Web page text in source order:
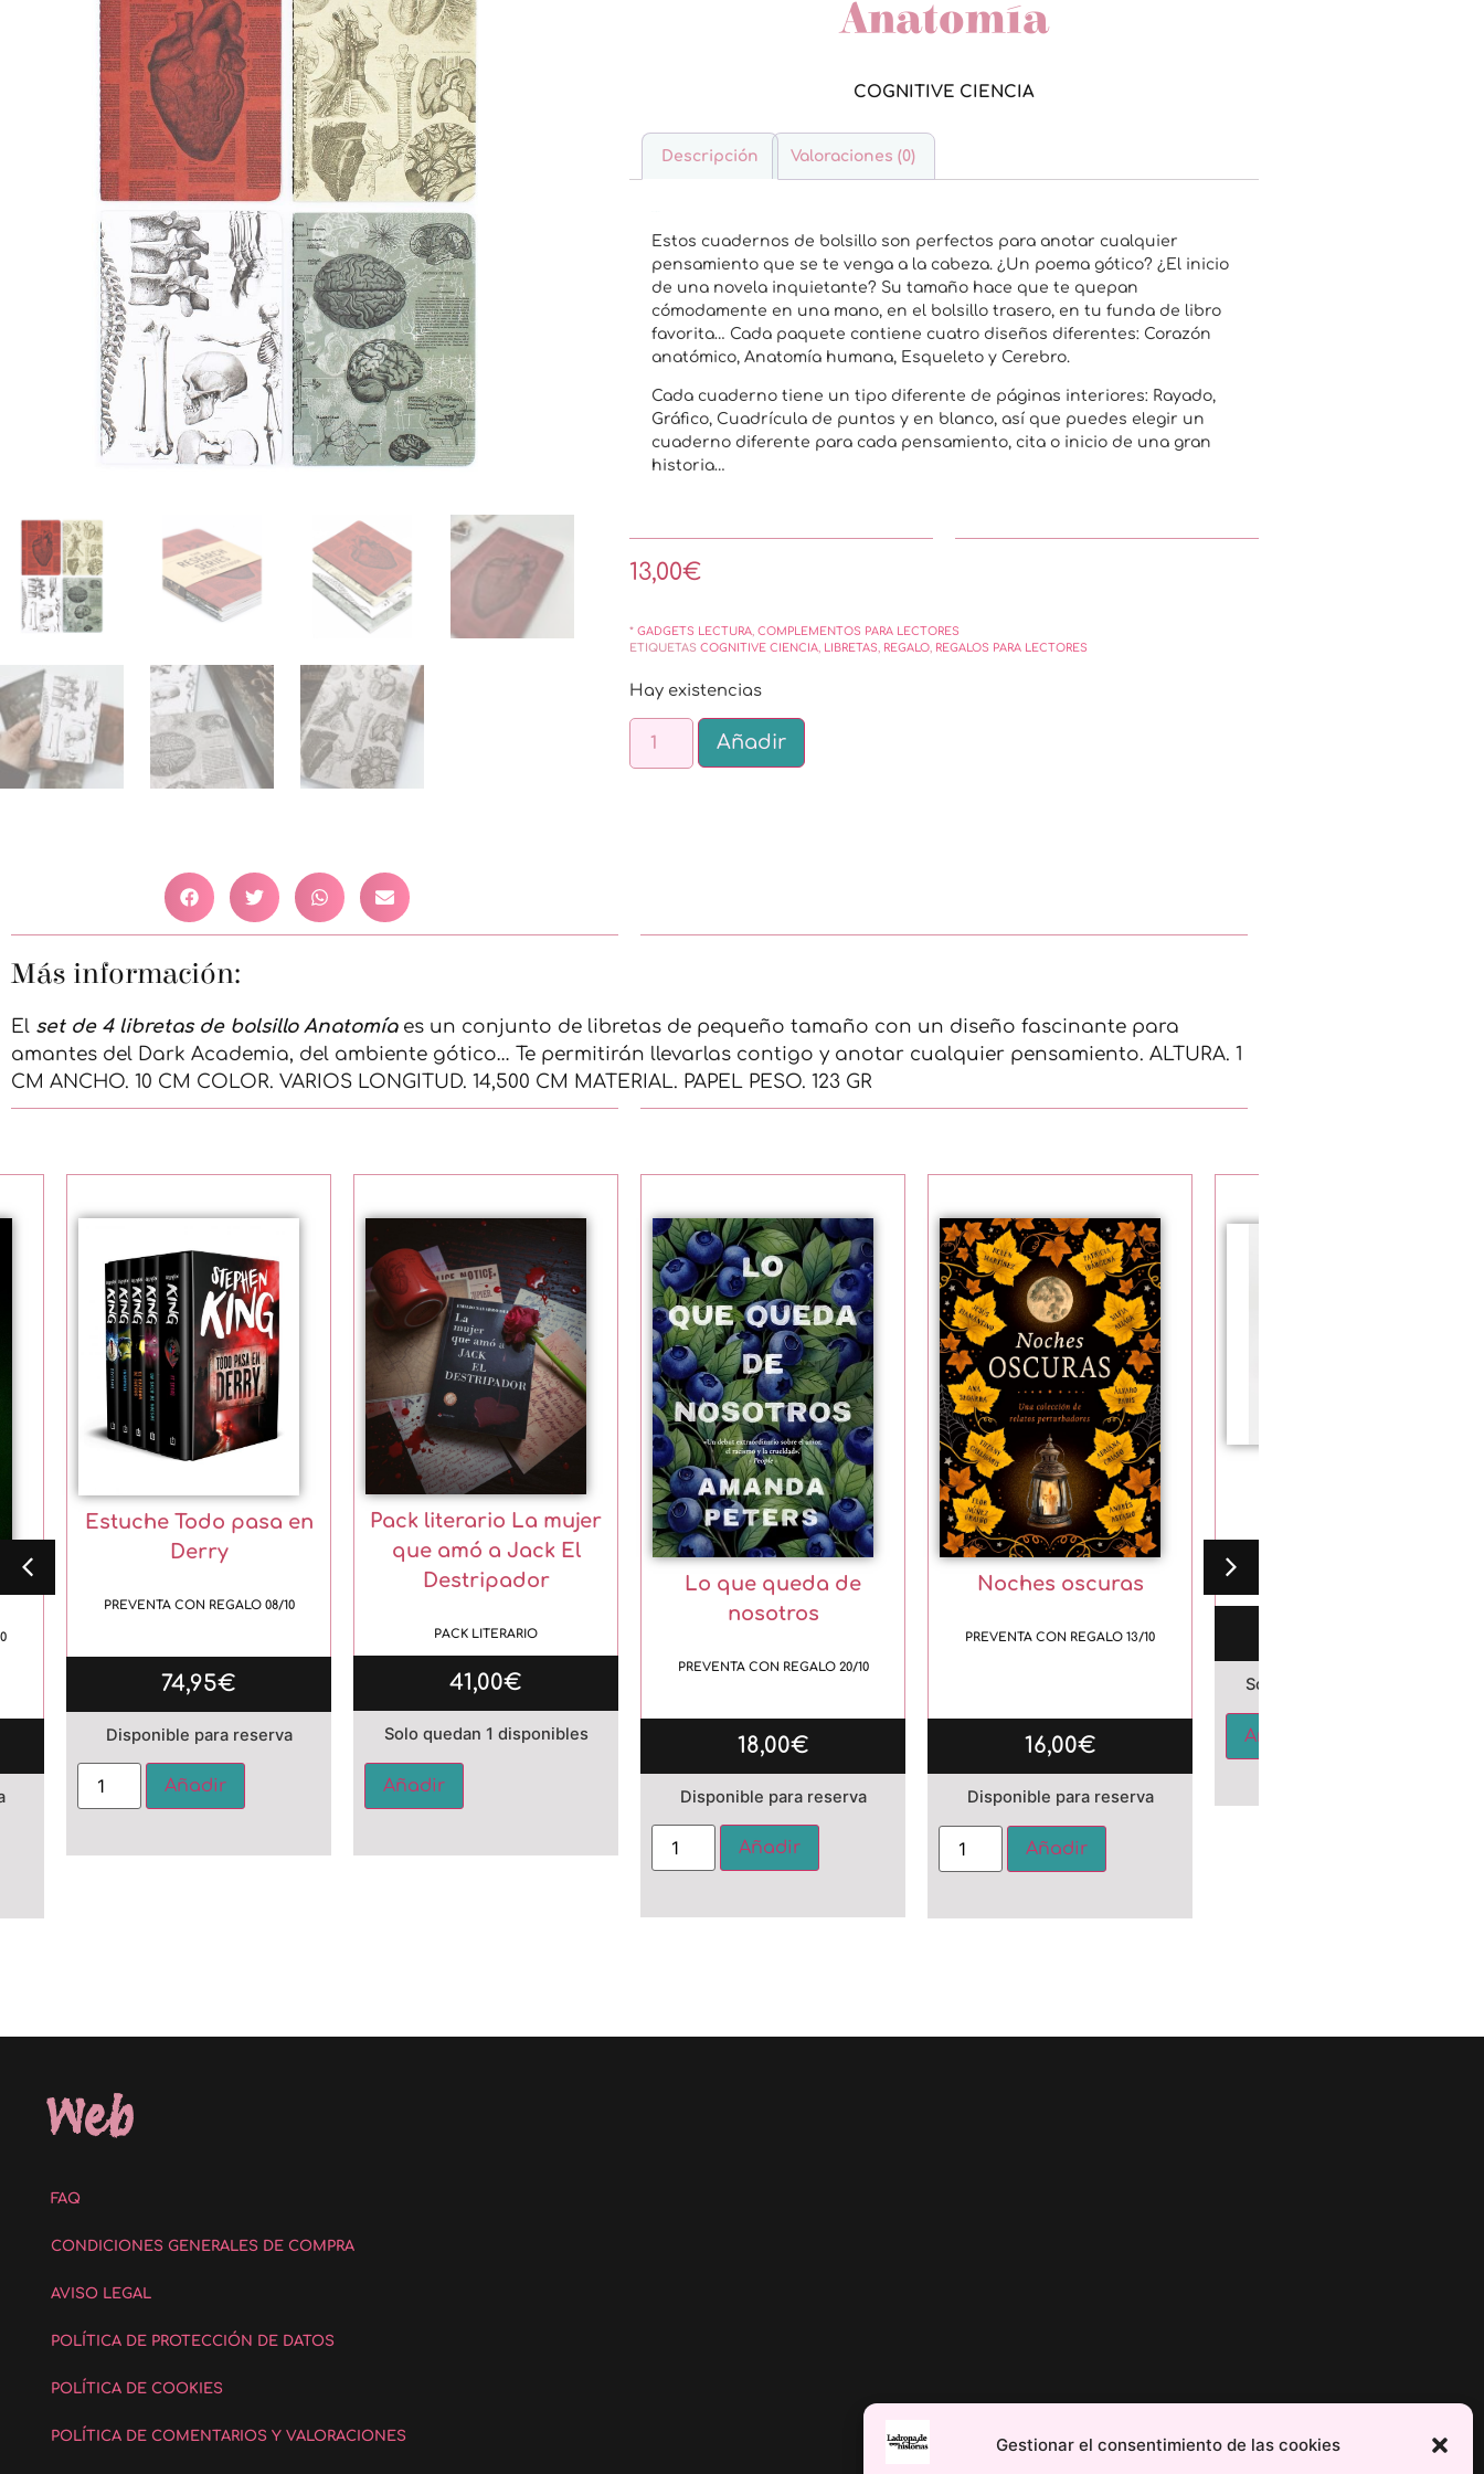
Gestionar el consentimiento de las cookies
Anatomía
COGNITIVE CIENCIA
Descripción Valoraciones (0)
Estos cuadernos de bolsillo son perfectos para anotar cualquier
pensamiento que se te venga a la cabeza. ¿Un poema gótico? ¿El inicio
de una novela inquietante? Su tamaño hace que te quepan
cómodamente en una mano, en el bolsillo trasero, en tu funda de libro
favorita… Cada paquete contiene cuatro diseños diferentes: Corazón
anatómico, Anatomía humana, Esqueleto y Cerebro.
Cada cuaderno tiene un tipo diferente de páginas interiores: Rayado,
Gráfico, Cuadrícula de puntos y en blanco, así que puedes elegir un
cuaderno diferente para cada pensamiento, cita o inicio de una gran
historia…
13,00€
* GADGETS LECTURA COMPLEMENTOS PARA LECTORES
ETIQUETAS COGNITIVE CIENCIA LIBRETAS REGALO REGALOS PARA LECTORES
Hay existencias
Añadir
Más información:
El set de 4 libretas de bolsillo Anatomía es un conjunto de libretas de pequeño tamaño con un diseño fascinante para
amantes del Dark Academia, del ambiente gótico… Te permitirán llevarlas contigo y anotar cualquier pensamiento. ALTURA. 1
CM ANCHO. 10 CM COLOR. VARIOS LONGITUD. 14,500 CM MATERIAL. PAPEL PESO. 123 GR
Estuche Todo pasa en
Derry
PREVENTA CON REGALO 08/10
74,95€
Disponible para reserva
Añadir
Pack literario La mujer
que amó a Jack El
Destripador
PACK LITERARIO
41,00€
Solo quedan 1 disponibles
Añadir
Lo que queda de
nosotros
PREVENTA CON REGALO 20/10
18,00€
Disponible para reserva
Añadir
Noches oscuras
PREVENTA CON REGALO 13/10
16,00€
Disponible para reserva
Añadir
Solo quedan 1 disponibles
Añadir
Web
FAQ
CONDICIONES GENERALES DE COMPRA
AVISO LEGAL
POLÍTICA DE PROTECCIÓN DE DATOS
POLÍTICA DE COOKIES
POLÍTICA DE COMENTARIOS Y VALORACIONES